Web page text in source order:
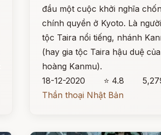
đầu một cuộc khởi nghĩa
chính quyền ở Kyoto. Là
tộc Taira nổi tiếng, nhánh
(hay gia tộc Taira hậu duệ
hoàng Kanmu).
18-12-2020
⭐ 4.8
Thần thoại Nhật Bản